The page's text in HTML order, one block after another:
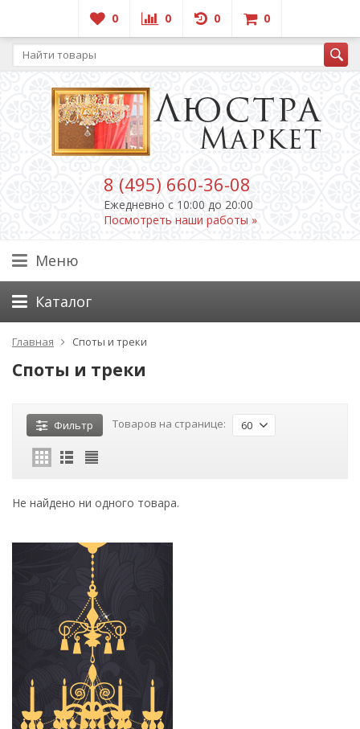
0 0 0 0
8 (495) 660-36-08
Ежедневно c 10:00 до 20:00
Посмотреть наши работы »
Меню
Каталог
Главная Споты и треки
Споты и треки
Фильтр Товаров на странице: 60
Не найдено ни одного товара.